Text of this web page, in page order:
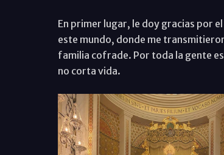
En primer lugar, le doy gracias por
este mundo, donde me
familia cofrade. Por toda la gente
no corta vida.